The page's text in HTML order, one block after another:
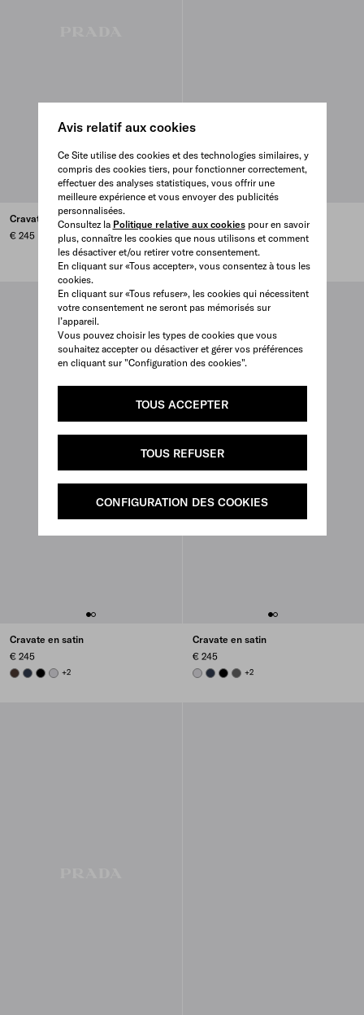
Avis relatif aux cookies
Ce Site utilise des cookies et des technologies similaires, y
compris des cookies tiers, pour fonctionner correctement,
effectuer des analyses statistiques, vous offrir une
meilleure expérience et vous envoyer des publicités
personnalisées.
Consultez la Politique relative aux cookiespour en savoir
plus, connaître les cookies que nous utilisons et comment
les désactiver et/ou retirer votre consentement.
En cliquant sur «Tous accepter», vous consentez à tous les
cookies.
En cliquant sur «Tous refuser», les cookies qui nécessitent
votre consentement ne seront pas mémorisés sur
l’appareil.
Vous pouvez choisir les types de cookies que vous
souhaitez accepter ou désactiver et gérer vos préférences
en cliquant sur "Configuration des cookies".
TOUS ACCEPTER
TOUS REFUSER
CONFIGURATION DES COOKIES
Cravate en soie
€ 245
Cravate en satin
€ 245
BLACK
NAVYPEARL GRAY
SMOKY GRAY
+2
Cravate en satin
€ 245
EBONYNAVYBLACKPEARL GRAY
+2
Cravate en satin
€ 245
PEARL GRAY
NAVYBLACKSMOKY GRAY
+2